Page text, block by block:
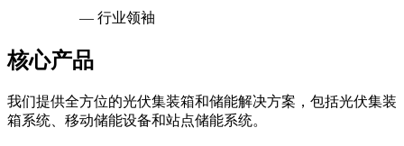
— 行业领袖
核心产品
我们提供全方位的光伏集装箱和储能解决方案，包括光伏集装
箱系统、移动储能设备和站点储能系统。